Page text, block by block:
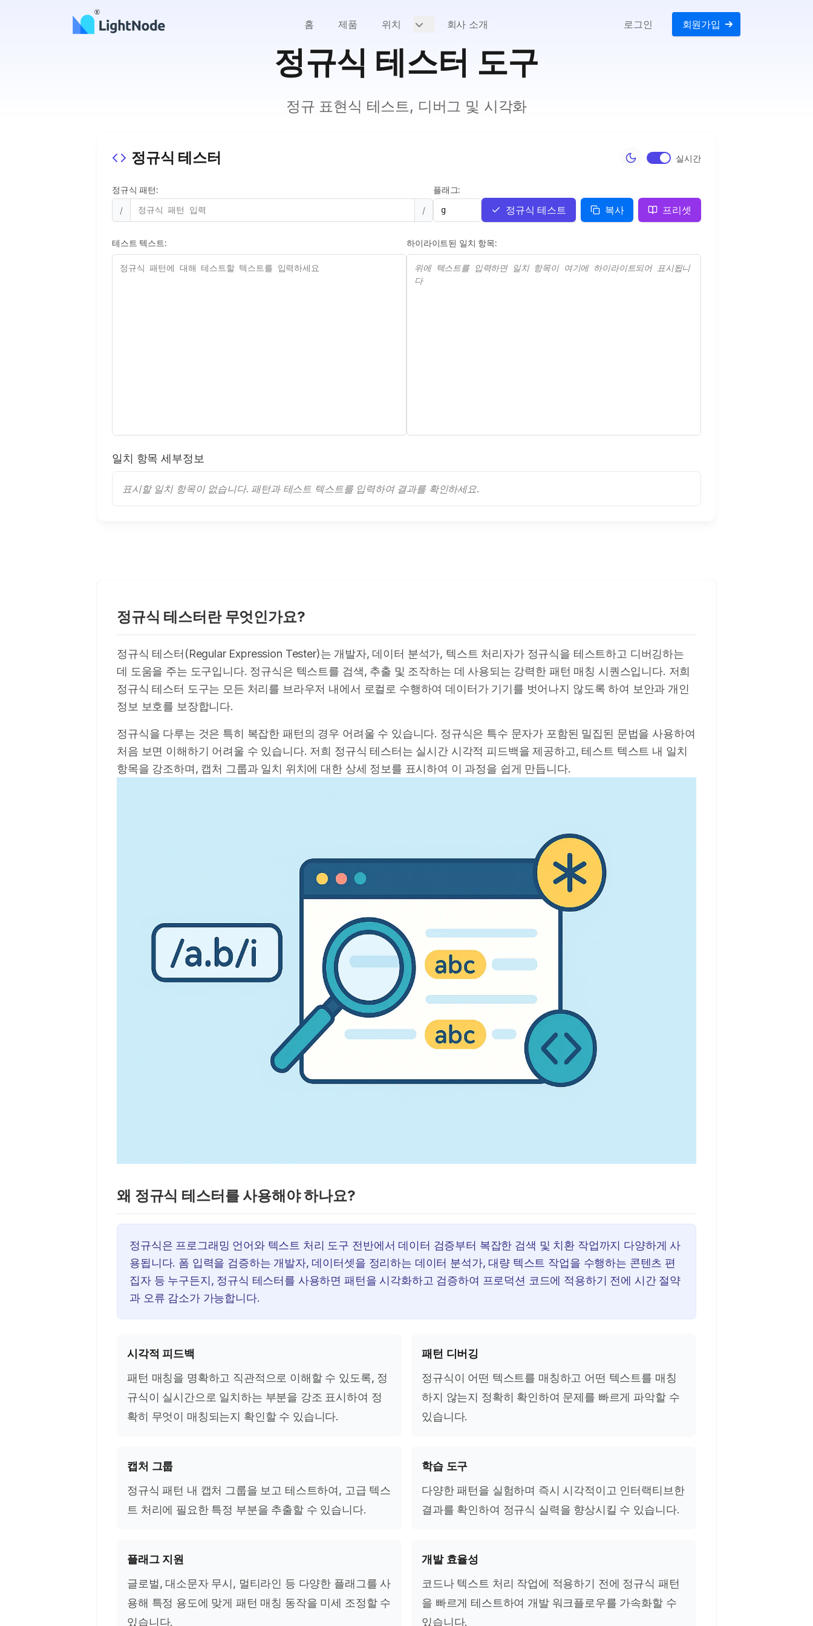
홈 제품 위치 회사 소개 로그인 회원가입
정규식 테스터 도구
정규 표현식 테스트, 디버그 및 시각화
정규식 테스터 실시간
정규식 패턴:
/
/
플래그:
정규식 테스트 복사 프리셋
테스트 텍스트: 하이라이트된 일치 항목:
위에 텍스트를 입력하면 일치 항목이 여기에 하이라이트되어 표시됩니
다
일치 항목 세부정보
표시할 일치 항목이 없습니다. 패턴과 테스트 텍스트를 입력하여 결과를 확인하세요.
정규식 테스터란 무엇인가요?
정규식 테스터(Regular Expression Tester)는 개발자, 데이터 분석가, 텍스트 처리자가 정규식을 테스트하고 디버깅하는
데 도움을 주는 도구입니다. 정규식은 텍스트를 검색, 추출 및 조작하는 데 사용되는 강력한 패턴 매칭 시퀀스입니다. 저희
정규식 테스터 도구는 모든 처리를 브라우저 내에서 로컬로 수행하여 데이터가 기기를 벗어나지 않도록 하여 보안과 개인
정보 보호를 보장합니다.
정규식을 다루는 것은 특히 복잡한 패턴의 경우 어려울 수 있습니다. 정규식은 특수 문자가 포함된 밀집된 문법을 사용하여
처음 보면 이해하기 어려울 수 있습니다. 저희 정규식 테스터는 실시간 시각적 피드백을 제공하고, 테스트 텍스트 내 일치
항목을 강조하며, 캡처 그룹과 일치 위치에 대한 상세 정보를 표시하여 이 과정을 쉽게 만듭니다.
왜 정규식 테스터를 사용해야 하나요?
정규식은 프로그래밍 언어와 텍스트 처리 도구 전반에서 데이터 검증부터 복잡한 검색 및 치환 작업까지 다양하게 사
용됩니다. 폼 입력을 검증하는 개발자, 데이터셋을 정리하는 데이터 분석가, 대량 텍스트 작업을 수행하는 콘텐츠 편
집자 등 누구든지, 정규식 테스터를 사용하면 패턴을 시각화하고 검증하여 프로덕션 코드에 적용하기 전에 시간 절약
과 오류 감소가 가능합니다.
시각적 피드백
패턴 매칭을 명확하고 직관적으로 이해할 수 있도록, 정
규식이 실시간으로 일치하는 부분을 강조 표시하여 정
확히 무엇이 매칭되는지 확인할 수 있습니다.
패턴 디버깅
정규식이 어떤 텍스트를 매칭하고 어떤 텍스트를 매칭
하지 않는지 정확히 확인하여 문제를 빠르게 파악할 수
있습니다.
캡처 그룹
정규식 패턴 내 캡처 그룹을 보고 테스트하여, 고급 텍스
트 처리에 필요한 특정 부분을 추출할 수 있습니다.
학습 도구
다양한 패턴을 실험하며 즉시 시각적이고 인터랙티브한
결과를 확인하여 정규식 실력을 향상시킬 수 있습니다.
플래그 지원
글로벌, 대소문자 무시, 멀티라인 등 다양한 플래그를 사
용해 특정 용도에 맞게 패턴 매칭 동작을 미세 조정할 수
있습니다.
개발 효율성
코드나 텍스트 처리 작업에 적용하기 전에 정규식 패턴
을 빠르게 테스트하여 개발 워크플로우를 가속화할 수
있습니다.